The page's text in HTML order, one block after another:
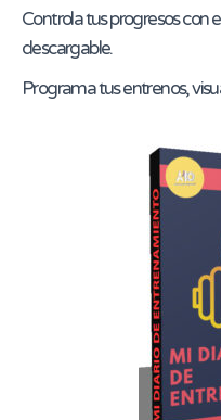
Controla tus progresos con
descargable.
Programa tus entrenos,